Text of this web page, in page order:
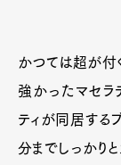
かつては超が付
強かったマセラ
ティが同居する
分までしっかり